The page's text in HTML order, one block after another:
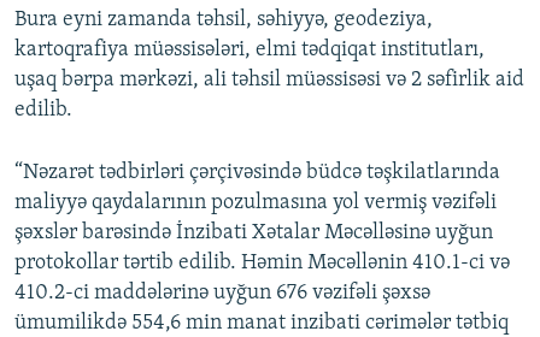
Bura eyni zamanda təhsil, səhiyyə, geodeziya,
kartoqrafiya müəssisələri, elmi tədqiqat institutları,
uşaq bərpa mərkəzi, ali təhsil müəssisəsi və 2 səfirlik aid
edilib.
“Nəzarət tədbirləri çərçivəsində büdcə təşkilatlarında
maliyyə qaydalarının pozulmasına yol vermiş vəzifəli
şəxslər barəsində İnzibati Xətalar Məcəlləsinə uyğun
protokollar tərtib edilib. Həmin Məcəllənin 410.1-ci və
410.2-ci maddələrinə uyğun 676 vəzifəli şəxsə
ümumilikdə 554,6 min manat inzibati cərimələr tətbiq